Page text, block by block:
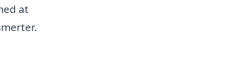
at